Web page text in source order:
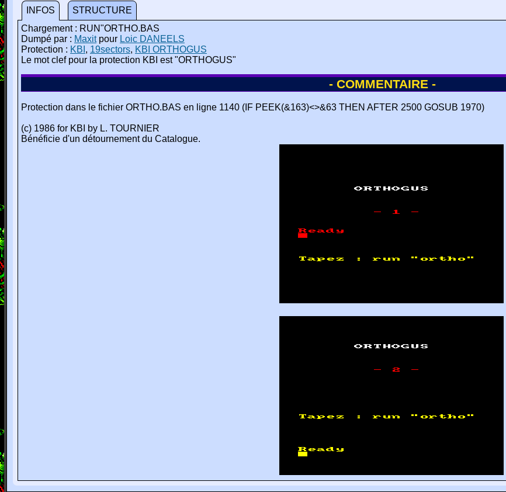
INFOS
STRUCTURE
Chargement : RUN"ORTHO.BAS
Dumpé par : Maxitpour Loic DANEELS
Protection : KBI , 19sectors, KBI ORTHOGUS
Le mot clef pour la protection KBI est "ORTHOGUS"
- COMMENTAIRE -
Protection dans le fichier ORTHO.BAS en ligne 1140 (IF PEEK(&163)<>&63 THEN AFTER 2500 GOSUB 1970)
(c) 1986 for KBI by L. TOURNIER
Bénéficie d'un détournement du Catalogue.